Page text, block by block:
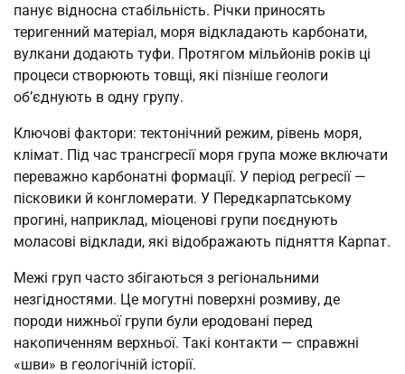
панує відносна стабільність. Річки приносять
теригенний матеріал, моря відкладають карбонати,
вулкани додають туфи. Протягом мільйонів років ці
процеси створюють товщі, які пізніше геологи
об’єднують в одну групу.
Ключові фактори: тектонічний режим, рівень моря,
клімат. Під час трансгресії моря група може включати
переважно карбонатні формації. У період регресії —
пісковики й конгломерати. У Передкарпатському
прогині, наприклад, міоценові групи поєднують
моласові відклади, які відображають підняття Карпат.
Межі груп часто збігаються з регіональними
незгідностями. Це могутні поверхні розмиву, де
породи нижньої групи були еродовані перед
накопиченням верхньої. Такі контакти — справжні
«шви» в геологічній історії.